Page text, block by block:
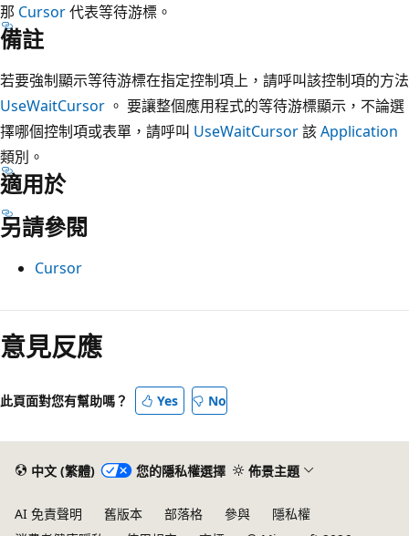
那 Cursor代表等待游標。
備註
若要強制顯示等待游標在指定控制項上，請呼叫該控制項的方法
UseWaitCursor 。 要讓整個應用程式的等待游標顯示，不論選
擇哪個控制項或表單，請呼叫 UseWaitCursor該Application
類別。
適用於
另請參閱
Cursor
意見反應
此頁面對您有幫助嗎？ Yes No
中文 (繁體) 您的隱私權選擇 佈景主題
AI 免責聲明 舊版本 部落格 參與
隱私權